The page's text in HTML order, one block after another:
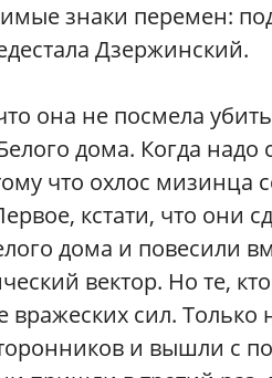
знаки перемен:
Дзержинский.
она не посмела убить
дома. Когда надо
что охлос мизинца
кстати, что они
дома и повесили
вектор. Но те,
сил. Только
и вышли с